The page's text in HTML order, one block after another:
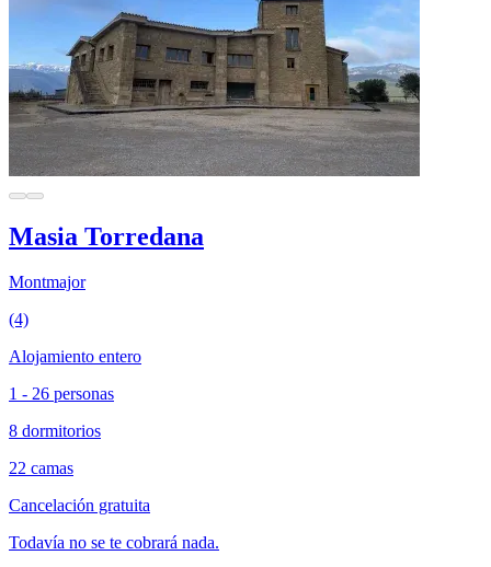
Masia Torredana
Montmajor
(4)
Alojamiento entero
1 - 26 personas
8 dormitorios
22 camas
Cancelación gratuita
Todavía no se te cobrará nada.